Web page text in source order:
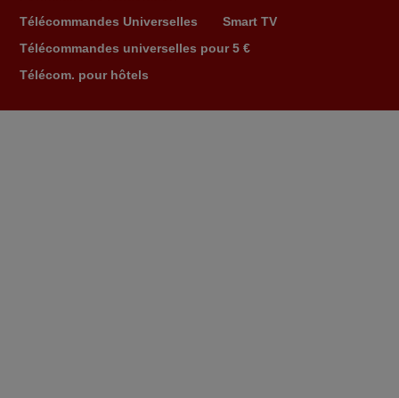
Télécommandes Universelles
Smart TV
Télécommandes universelles pour 5 €
Télécom. pour hôtels